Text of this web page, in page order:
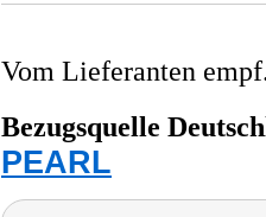
Vom Lieferanten
Bezugsquelle
PEARL